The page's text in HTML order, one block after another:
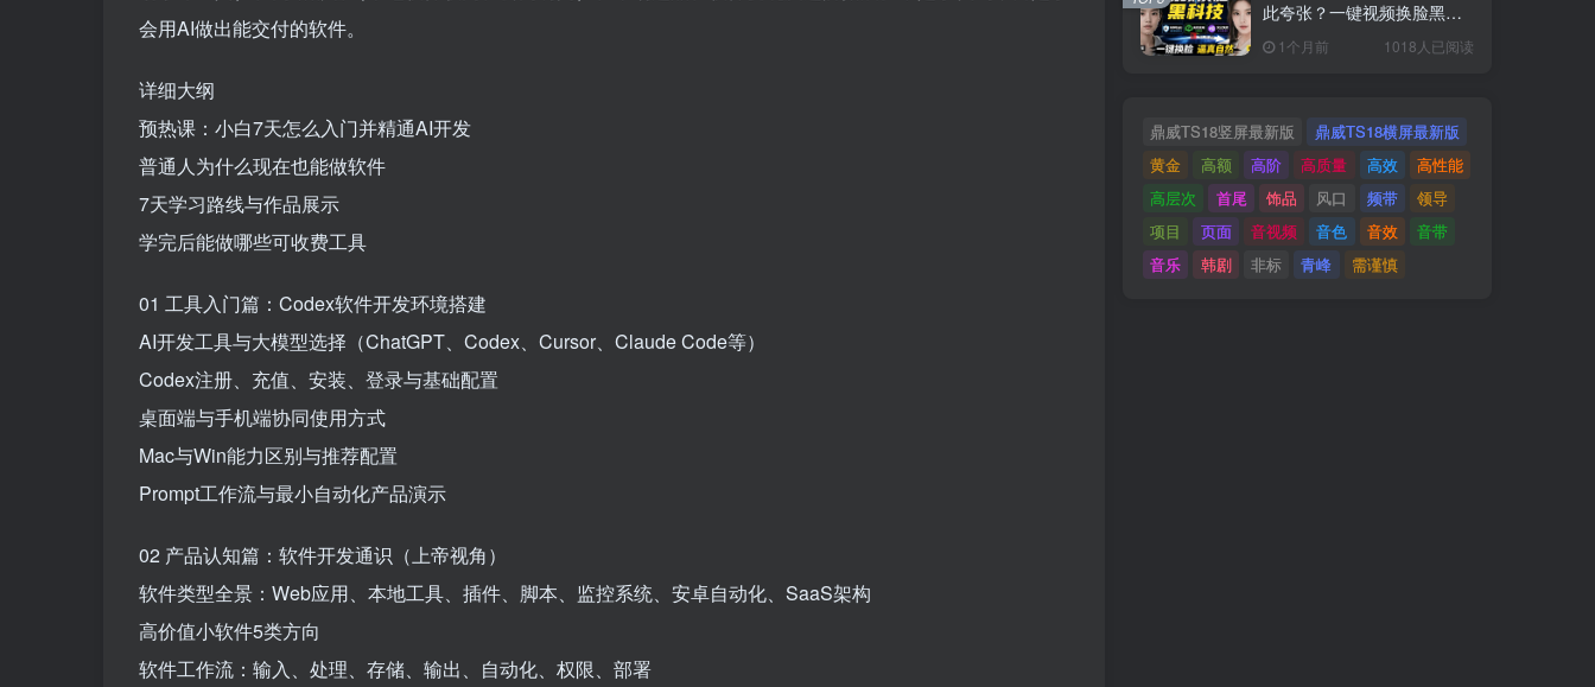
会用AI做出能交付的软件。
详细大纲
预热课：小白7天怎么入门并精通AI开发
普通人为什么现在也能做软件
7天学习路线与作品展示
学完后能做哪些可收费工具
01 工具入门篇：Codex软件开发环境搭建
AI开发工具与大模型选择（ChatGPT、Codex、Cursor、Claude Code等）
Codex注册、充值、安装、登录与基础配置
桌面端与手机端协同使用方式
Mac与Win能力区别与推荐配置
Prompt工作流与最小自动化产品演示
02 产品认知篇：软件开发通识（上帝视角）
软件类型全景：Web应用、本地工具、插件、脚本、监控系统、安卓自动化、SaaS架构
高价值小软件5类方向
软件工作流：输入、处理、存储、输出、自动化、权限、部署
此夸张？一键视频换脸黑科
技，纯本地离线运行，本地
视频换脸娱乐工具， AI
1个月前 1018人已阅读
鼎威TS18竖屏最新版
鼎威TS18横屏最新版
黄金
高额 高阶 高质量 高效
高性能
高层次
首尾 饰品 风口 频带
领导
项目
页面 音视频 音色 音效
音带
音乐
韩剧 非标 青峰 需谨慎